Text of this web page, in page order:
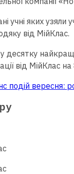
учні яких
від МійКлас.
у десятку
від МійКлас
подій вересня: